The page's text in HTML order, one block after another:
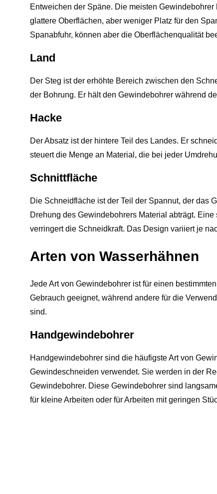
Entweichen der Späne. Die meisten
glattere Oberflächen, aber weniger Platz für den
Spanabfuhr, können aber die Oberflächenqualität
Land
Der Steg ist der erhöhte Bereich zwischen den
der Bohrung. Er hält den Gewindebohrer während
Hacke
Der Absatz ist der hintere Teil des Landes. Er
steuert die Menge an Material, die bei jeder
Schnittfläche
Die Schneidfläche ist der Teil der Spannut, der das
Drehung des Gewindebohrers Material abträgt.
verringert die Schneidkraft. Das Design variiert je
Arten von Wasserhähnen
Jede Art von Gewindebohrer ist für einen
Gebrauch geeignet, während andere für die
sind.
Handgewindebohrer
Handgewindebohrer sind die häufigste Art von
Gewindeschneiden verwendet. Sie werden in der
Gewindebohrer. Diese Gewindebohrer sind
für kleine Arbeiten oder für Arbeiten mit geringen